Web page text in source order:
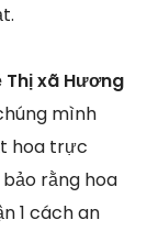
Thị xã Hương
mình
hoa trực
rằng hoa
1 cách an